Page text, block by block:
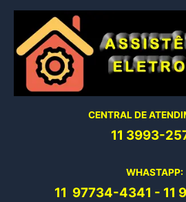
conteúdo
CENTRAL DE
11 3993-
WHASTAPP:
11 97734-4341 - 11